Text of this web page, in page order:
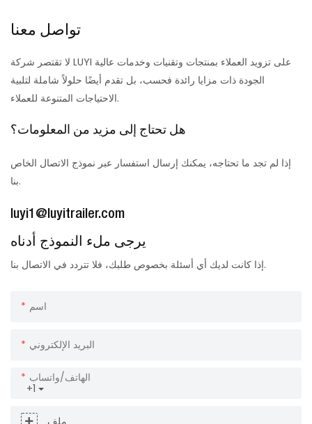
تواصل معنا
لا تقتصر شركة LUYI على تزويد العملاء بمنتجات وتقنيات وخدمات عالية
الجودة ذات مزايا رائدة فحسب، بل تقدم أيضًا حلولاً شاملة لتلبية
الاحتياجات المتنوعة للعملاء.
هل تحتاج إلى مزيد من المعلومات؟
إذا لم تجد ما تحتاجه، يمكنك إرسال استفسار عبر نموذج الاتصال الخاص
بنا.
luyi1@luyitrailer.com
يرجى ملء النموذج أدناه
إذا كانت لديك أي أسئلة بخصوص طلبك، فلا تتردد في الاتصال بنا.
اسم
البريد الإلكتروني
+1
الهاتف/واتساب
ملف